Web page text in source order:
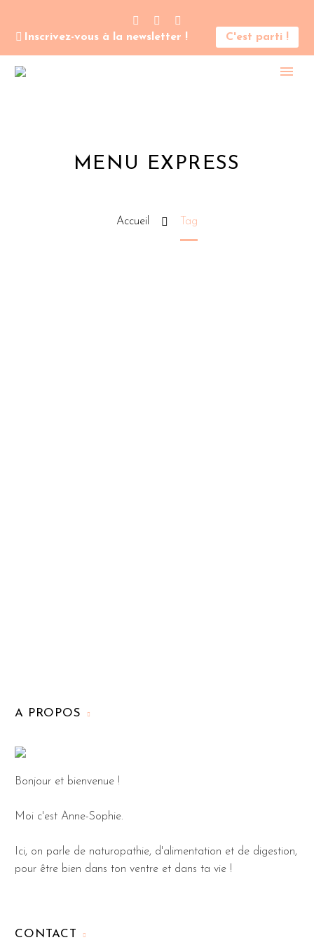
Inscrivez-vous à la newsletter ! C'est parti !
MENU EXPRESS
Accueil Tag
A PROPOS
Bonjour et bienvenue !
Moi c'est Anne-Sophie.
Ici, on parle de naturopathie, d'alimentation et de digestion,
pour être bien dans ton ventre et dans ta vie !
CONTACT